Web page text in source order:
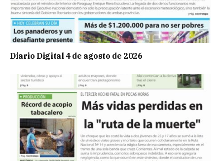
Diario Digital 4 de agosto de 2026